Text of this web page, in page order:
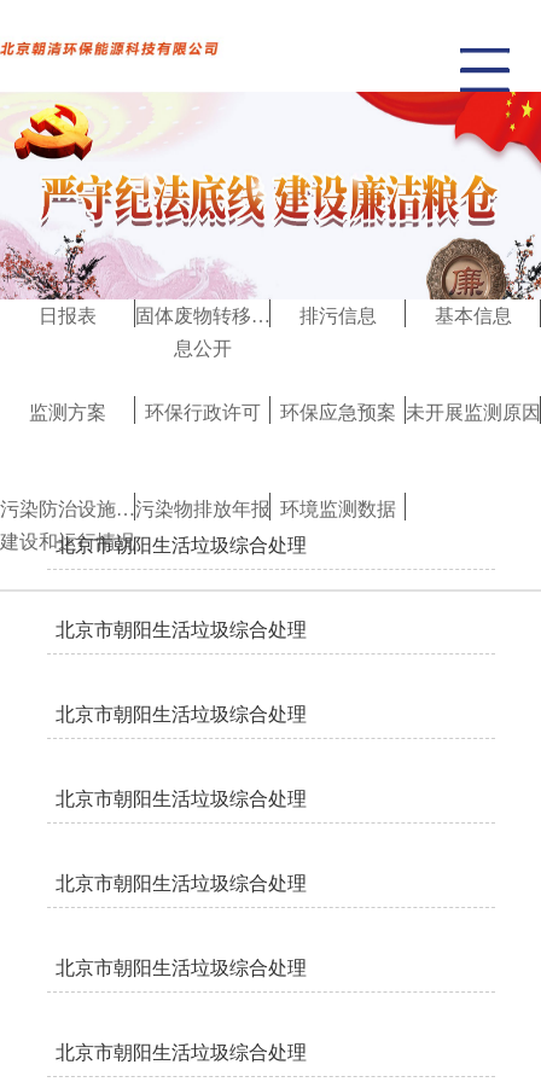
日报表
固体废物转移信
息公开
排污信息 基本信息
监测方案 环保行政许可 环保应急预案 未开展监测原因
污染防治设施的
建设和运行情况
污染物排放年报 环境监测数据
北京市朝阳生活垃圾综合处理
厂焚烧中心烟气指标日报2021
北京市朝阳生活垃圾综合处理
厂焚烧中心烟气指标日报2021
北京市朝阳生活垃圾综合处理
厂焚烧中心烟气指标日报2021
北京市朝阳生活垃圾综合处理
厂焚烧中心烟气指标日报2021
北京市朝阳生活垃圾综合处理
厂焚烧中心烟气指标日报2021
北京市朝阳生活垃圾综合处理
厂焚烧中心烟气指标日报2021
北京市朝阳生活垃圾综合处理